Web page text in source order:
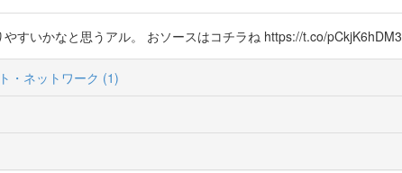
すいかなと思うアル。 おソースはコチラね https://t.co/pCkjK6hDM3
・ネットワーク (1)